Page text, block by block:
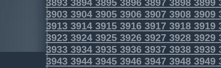
3903390439053906390739083909
3913391439153916391739183919
3923392439253926392739283929
3933393439353936393739383939
3943394439453946394739483949